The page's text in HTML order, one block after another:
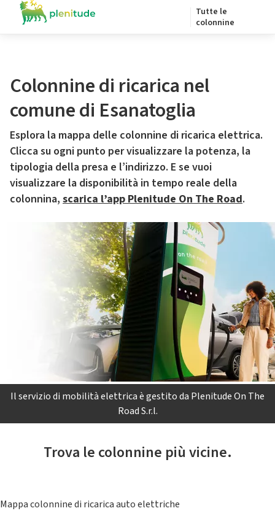
Tutte le
colonnine
Colonnine di ricarica nel
comune di Esanatoglia
Esplora la mappa delle colonnine di ricarica elettrica.
Clicca su ogni punto per visualizzare la potenza, la
tipologia della presa e l’indirizzo. E se vuoi
visualizzare la disponibilità in tempo reale della
colonnina, scarica l’app Plenitude On The Road.
Il servizio di mobilità elettrica è gestito da Plenitude On The
Road S.r.l.
Trova le colonnine più vicine.
Mappa colonnine di ricarica auto elettriche